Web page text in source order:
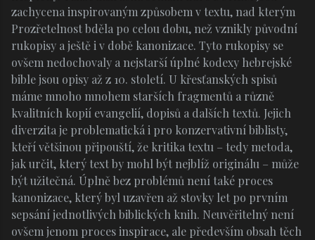
zachycena inspirovaným způsobem v textu, nad kterým
Prozřetelnost bděla po celou dobu, než vznikly původní
rukopisy a ještě i v době kanonizace. Tyto rukopisy se
ovšem nedochovaly a nejstarší úplné kodexy hebrejské
bible jsou opisy až z 10. století. U křesťanských spisů
máme mnoho mnohem starších fragmentů a různě
kvalitních kopií evangelií, dopisů a dalších textů. Jejich
diverzita je problematická i pro konzervativní biblisty,
kteří většinou připouští, že kritika textu – tedy metoda,
jak určit, který text by mohl být nejblíž originálu – může
být užitečná. Úplně bez problémů není také proces
kanonizace, který byl uzavřen až stovky let po prvním
sepsání jednotlivých biblických knih. Neuvěřitelný není
ovšem jenom proces inspirace, ale především obsah těch